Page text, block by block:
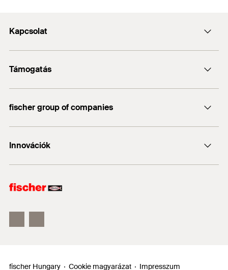
Kapcsolat
info@fischerhungary.hu
+36 1 347 9754
Támogatás
Műszaki dokumentumok letöltése
Profi App
fischer group of companies
fischertechnik
Innovációk
ULTRACUT FBS II
fischer Hungary Cookie magyarázat Impresszum